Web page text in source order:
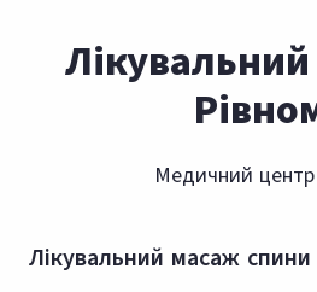
Медичний
Лікувальний масаж спини